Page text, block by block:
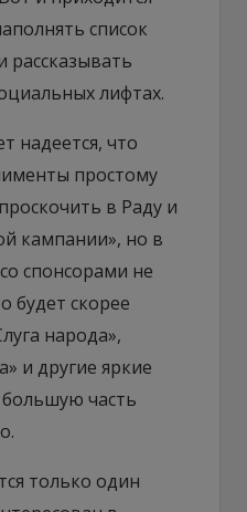
список
лифтах.
надеется, что
простому
в Раду и
кампании», но в
спонсорами не
будет скорее
народа»,
и другие яркие
часть
только один